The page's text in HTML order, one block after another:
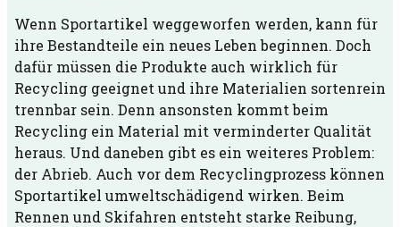
Wenn Sportartikel weggeworfen werden, kann für
ihre Bestandteile ein neues Leben beginnen. Doch
dafür müssen die Produkte auch wirklich für
Recycling geeignet und ihre Materialien sortenrein
trennbar sein. Denn ansonsten kommt beim
Recycling ein Material mit verminderter Qualität
heraus. Und daneben gibt es ein weiteres Problem:
der Abrieb. Auch vor dem Recyclingprozess können
Sportartikel umweltschädigend wirken. Beim
Rennen und Skifahren entsteht starke Reibung,